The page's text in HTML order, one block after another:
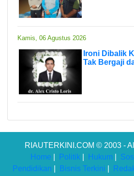
Kamis, 06 Agustus 2026
Ironi Dibalik
Tak Bergaji
RIAUTERKINI.COM © 2003 -
Home
Politik Hukum
Pendidikan
Bisnis Terkini